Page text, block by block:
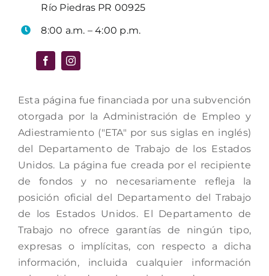
Río Piedras PR 00925
8:00 a.m. – 4:00 p.m.
Esta página fue financiada por una subvención
otorgada por la Administración de Empleo y
Adiestramiento ("ETA" por sus siglas en inglés)
del Departamento de Trabajo de los Estados
Unidos. La página fue creada por el recipiente
de fondos y no necesariamente refleja la
posición oficial del Departamento del Trabajo
de los Estados Unidos. El Departamento de
Trabajo no ofrece garantías de ningún tipo,
expresas o implícitas, con respecto a dicha
información, incluida cualquier información